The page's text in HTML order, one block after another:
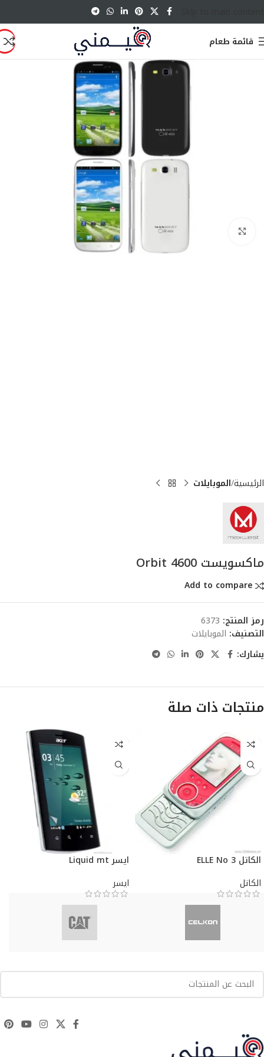
قائمة طعام
الرئيسية الموبايلات
ماكسويست Orbit 4600
Add to compare
رمز المنتج: 6373
التصنيف: الموبايلات
يشارك:
منتجات ذات صلة
الكاتل ELLE No 3
الكاتل
ايسر Liquid mt
ايسر